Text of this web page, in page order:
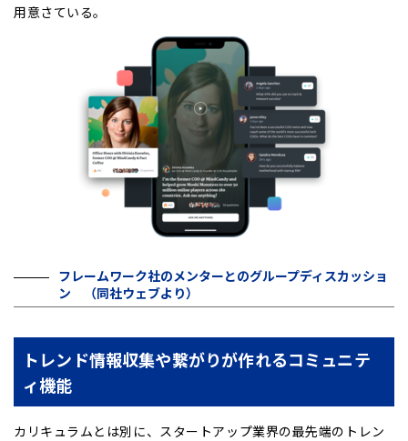
用意さている。
フレームワーク社のメンターとのグループディスカッショ
ン （同社ウェブより）
トレンド情報収集や繋がりが作れるコミュニテ
ィ機能
カリキュラムとは別に、スタートアップ業界の最先端のトレン